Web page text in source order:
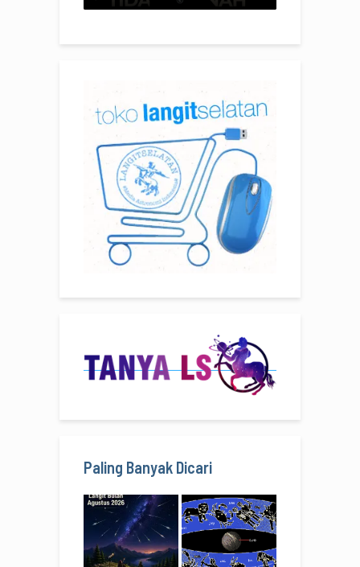
Paling Banyak Dicari